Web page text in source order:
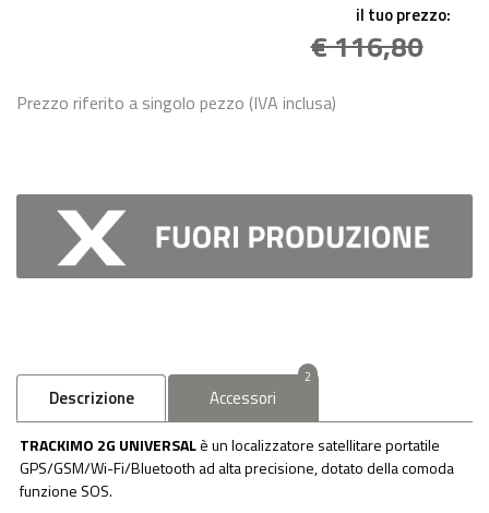
il tuo prezzo:
€ 116,80
Prezzo riferito a singolo pezzo (IVA inclusa)
Descrizione Accessori
2
TRACKIMO 2G UNIVERSALè un localizzatore satellitare portatile
GPS/GSM/Wi-Fi/Bluetooth ad alta precisione, dotato della comoda
funzione SOS.